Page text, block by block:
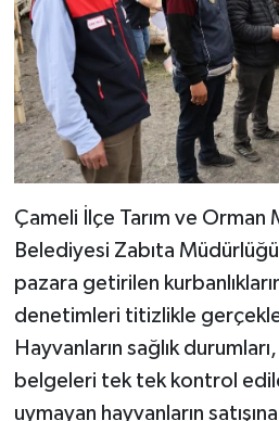
Çameli İlçe Tarım ve Orman
Belediyesi Zabıta
pazara getirilen
denetimleri titizlikle
Hayvanların sağlık
belgeleri tek tek kontrol
uymayan hayvanların